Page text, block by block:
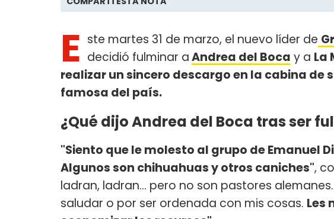
E ste martes 31 de marzo, el nuevo líder de
decidió fulminar aAndrea del Boca y a La
realizar un sincero descargo en la cabina de
famosa del país.
¿Qué dijo Andrea del Boca tras ser
"Siento que le molesto al grupo de Emanuel
Algunos son chihuahuas y otros caniches",
ladran, ladran... pero no son pastores
saludar o por ser ordenada con mis cosas. Les